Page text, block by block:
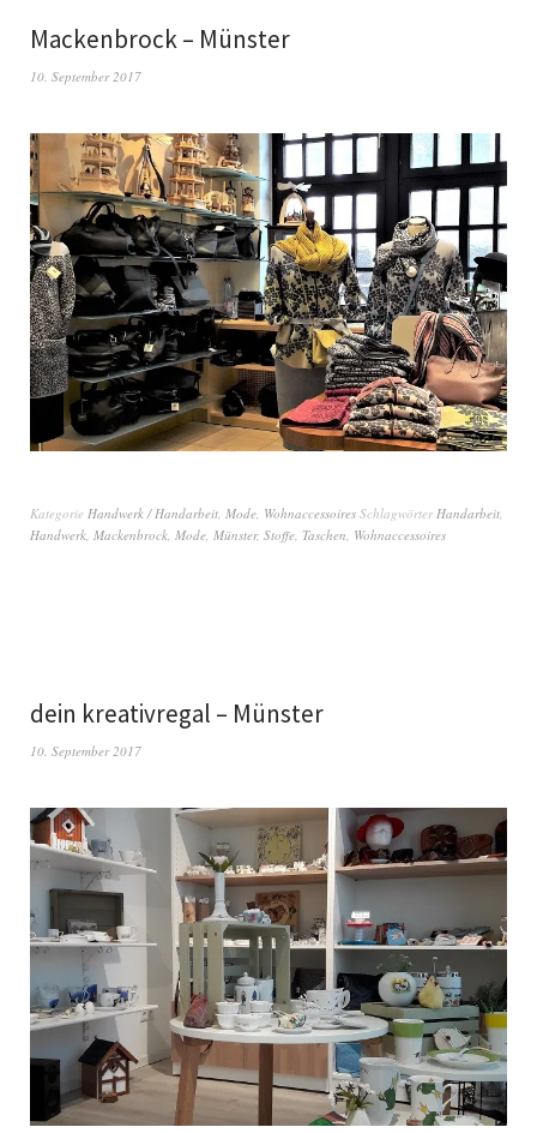
Mackenbrock – Münster
10. September 2017
Kategorie Handwerk / Handarbeit, Mode, Wohnaccessoires SchlagwörterHandarbeit,
Handwerk, Mackenbrock, Mode, Münster, Stoffe, Taschen, Wohnaccessoires
dein kreativregal – Münster
10. September 2017